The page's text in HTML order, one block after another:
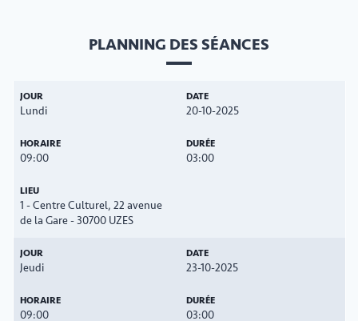
PLANNING DES SÉANCES
Lundi 20-10-2025
09:00 03:00
1 - Centre Culturel, 22 avenue
de la Gare - 30700 UZES
Jeudi 23-10-2025
09:00 03:00